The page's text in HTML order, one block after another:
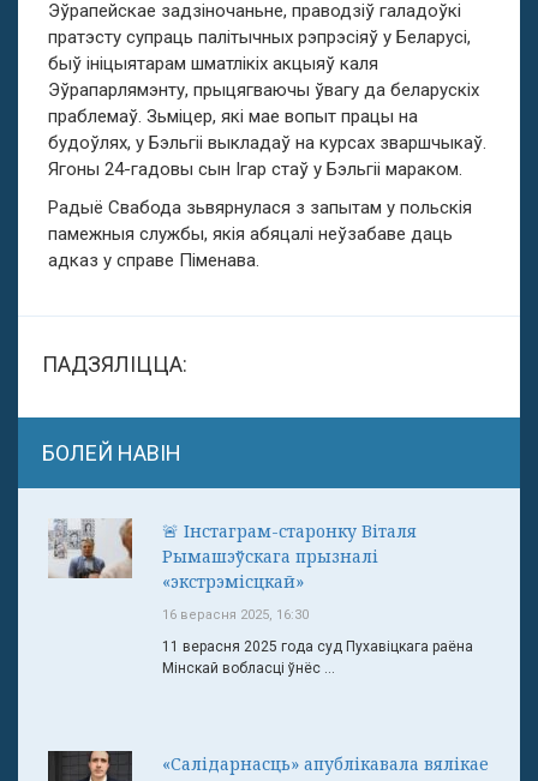
Эўрапейскае задзіночаньне, праводзіў галадоўкі
пратэсту супраць палітычных рэпрэсіяў у Беларусі,
быў ініцыятарам шматлікіх акцыяў каля
Эўрапарлямэнту, прыцягваючы ўвагу да беларускіх
праблемаў. Зьміцер, які мае вопыт працы на
будоўлях, у Бэльгіі выкладаў на курсах зваршчыкаў.
Ягоны 24-гадовы сын Ігар стаў у Бэльгіі мараком.
Радыё Cвабода зьвярнулася з запытам у польскія
памежныя службы, якія абяцалі неўзабаве даць
адказ у справе Піменава.
ПАДЗЯЛІЦЦА:
БОЛЕЙ НАВІН
🚨 Інстаграм-старонку Віталя
Рымашэўскага прызналі
«экстрэмісцкай»
16 верасня 2025, 16:30
11 верасня 2025 года суд Пухавіцкага раёна
Мінскай вобласці ўнёс ...
«Салідарнасць» апублікавала вялікае